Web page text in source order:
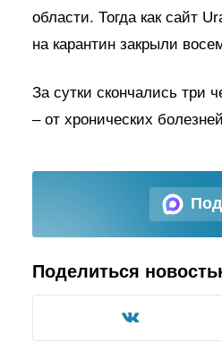
области. Тогда как сайт
на карантин закрыли
За сутки скончались три
– от хронических
Поделиться